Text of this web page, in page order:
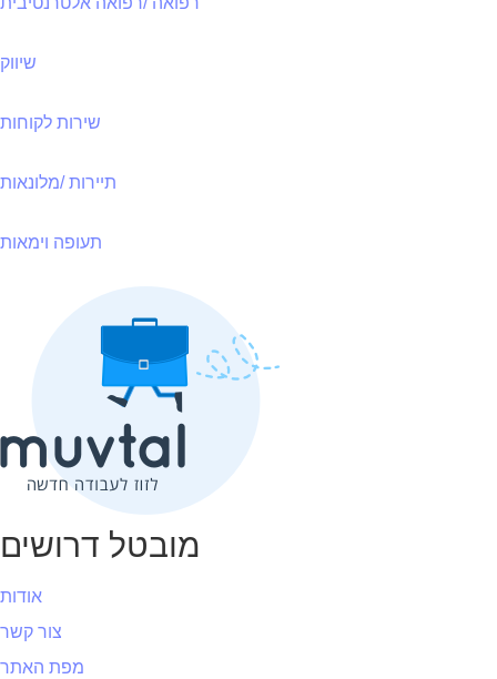
שיווק
שירות לקוחות
תיירות /מלונאות
תעופה וימאות
מובטל דרושים
אודות
צור קשר
מפת האתר